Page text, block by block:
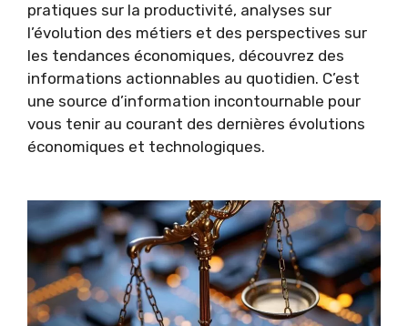
pratiques sur la productivité, analyses sur
l’évolution des métiers et des perspectives sur
les tendances économiques, découvrez des
informations actionnables au quotidien. C’est
une source d’information incontournable pour
vous tenir au courant des dernières évolutions
économiques et technologiques.